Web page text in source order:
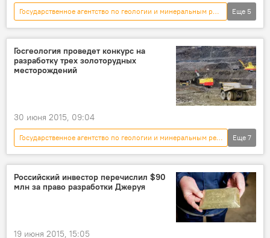
Государственное агентство по геологии и минеральным ресурсам
Новости
Кыргызстан
экономика
Баткенская область
угольное месторождение
Еще 5
Госгеология проведет конкурс на
разработку трех золоторудных
месторождений
30 июня 2015, 09:04
Государственное агентство по геологии и минеральным ресурсам
Новости
Кыргызстан
экономика
Общество
конкурс
месторождение
разработка
Еще 7
Российский инвестор перечислил $90
млн за право разработки Джеруя
19 июня 2015, 15:05